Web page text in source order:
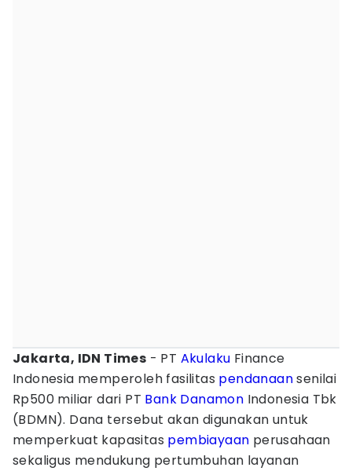
Jakarta, IDN Times - PT Akulaku Finance
Indonesia memperoleh fasilitas pendanaansenilai
Rp500 miliar dari PT Bank Danamon Indonesia Tbk
(BDMN). Dana tersebut akan digunakan untuk
memperkuat kapasitas pembiayaan perusahaan
sekaligus mendukung pertumbuhan layanan